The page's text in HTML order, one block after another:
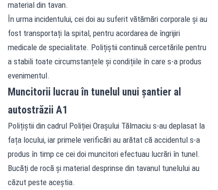
material din tavan.
În urma incidentului, cei doi au suferit vătămări corporale și au
fost transportați la spital, pentru acordarea de îngrijiri
medicale de specialitate. Polițiștii continuă cercetările pentru
a stabili toate circumstanțele și condițiile în care s-a produs
evenimentul.
Muncitorii lucrau în tunelul unui șantier al
autostrăzii A1
Polițiștii din cadrul Poliției Orașului Tălmaciu s-au deplasat la
fața locului, iar primele verificări au arătat că accidentul s-a
produs în timp ce cei doi muncitori efectuau lucrări în tunel.
Bucăți de rocă și material desprinse din tavanul tunelului au
căzut peste aceștia.